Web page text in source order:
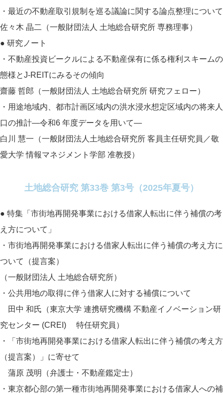
・最近の不動産取引規制を巡る議論に関する論点整理について
佐々木 晶二（一般財団法人 土地総合研究所 専務理事）
● 研究ノート
・不動産投資ビークルによる不動産保有に係る権利スキームの
態様とJ-REITにみるその傾向
齋藤 哲郎（一般財団法人 土地総合研究所 研究フェロー）
・用途地域内、都市計画区域内の洪水浸水想定区域内の将来人
口の推計―令和6 年度データを用いて―
白川 慧一（一般財団法人土地総合研究所 客員主任研究員／敬
愛大学 情報マネジメント学部 准教授）
土地総合研究 第33巻 第3号（2025年夏号）
● 特集「市街地再開発事業における借家人転出に伴う補償の考
え方について」
・市街地再開発事業における借家人転出に伴う補償の考え方に
ついて（提言案）
（一般財団法人 土地総合研究所）
・公共用地の取得に伴う借家人に対する補償について
田中 和氏（東京大学 連携研究機構 不動産イノベーション研
究センター (CREI) 特任研究員）
・「市街地再開発事業における借家人転出に伴う補償の考え方
（提言案）」に寄せて
蒲原 茂明（弁護士・不動産鑑定士）
・東京都心部の第一種市街地再開発事業における借家人への補